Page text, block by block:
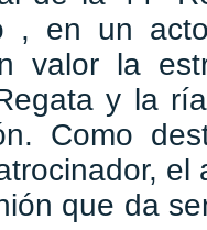
, en un
valor la
y la
Como
que da